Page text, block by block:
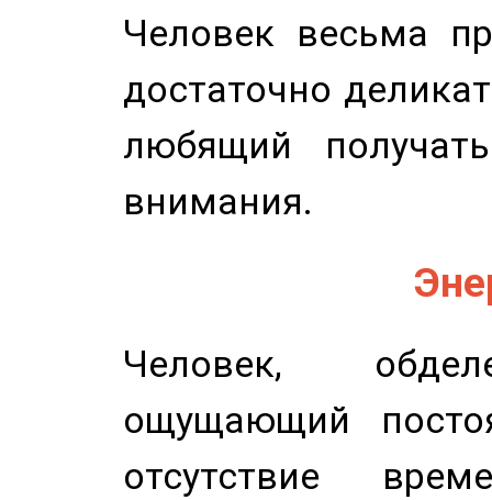
Человек весьма
достаточно
любящий
внимания.
Человек,
ощущающий
отсутствие